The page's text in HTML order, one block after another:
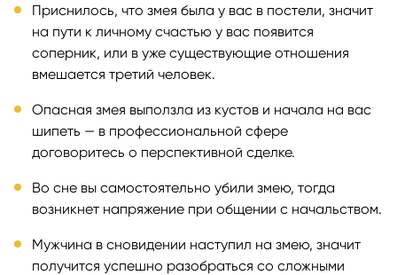
Приснилось, что змея была у вас в постели, значит
на пути к личному счастью у вас появится
соперник, или в уже существующие отношения
вмешается третий человек.
Опасная змея выползла из кустов и начала на вас
шипеть — в профессиональной сфере
договоритесь о перспективной сделке.
Во сне вы самостоятельно убили змею, тогда
возникнет напряжение при общении с начальством.
Мужчина в сновидении наступил на змею, значит
получится успешно разобраться со сложными